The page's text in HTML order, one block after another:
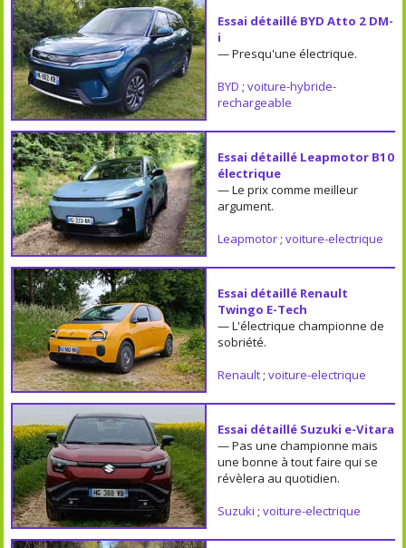
Essai détaillé BYD Atto 2 DM-
i
— Presqu'une électrique.
BYD ; voiture-hybride-
rechargeable
Essai détaillé Leapmotor B10
électrique
— Le prix comme meilleur
argument.
Leapmotor; voiture-electrique
Essai détaillé Renault
Twingo E-Tech
— L'électrique championne de
sobriété.
Renault; voiture-electrique
Essai détaillé Suzuki e-Vitara
— Pas une championne mais
une bonne à tout faire qui se
révèlera au quotidien.
Suzuki ; voiture-electrique